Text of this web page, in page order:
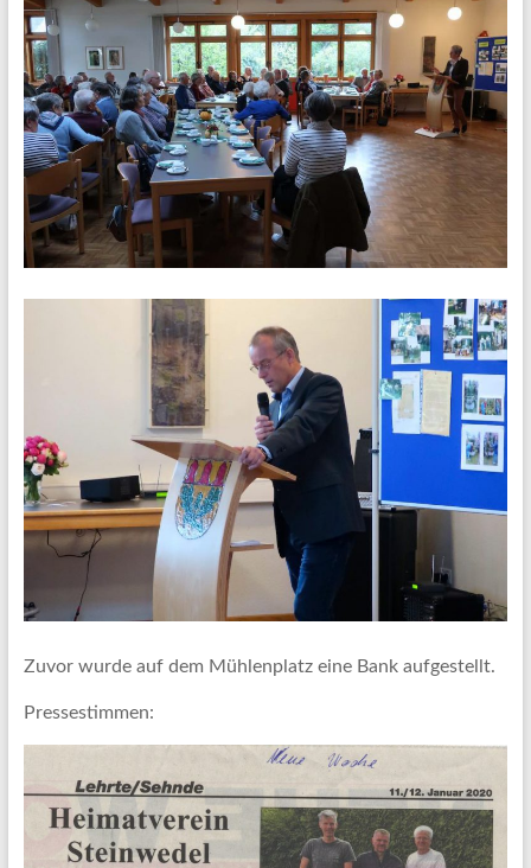
Zuvor wurde auf dem Mühlenplatz eine Bank aufgestellt.
Pressestimmen: